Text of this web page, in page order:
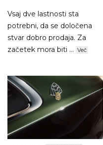
Vsaj dve lastnosti sta
potrebni, da se določena
stvar dobro prodaja. Za
začetek mora biti ... Več